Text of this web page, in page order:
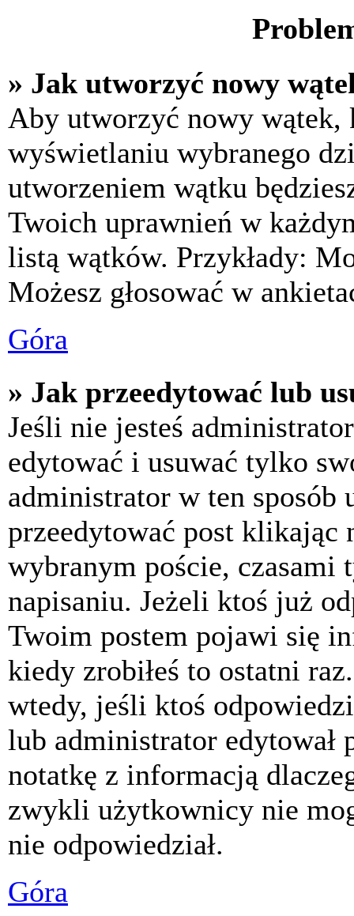
» Jak utworzyć nowy
Aby utworzyć nowy
wyświetlaniu wybranego
utworzeniem wątku
Twoich uprawnień w
listą wątków. Przykłady:
Możesz głosować w
Góra
» Jak przeedytować lub
Jeśli nie jesteś
edytować i usuwać tylko
administrator w ten sposób
przeedytować post klikając
wybranym poście, czasami
napisaniu. Jeżeli ktoś już
Twoim postem pojawi się
kiedy zrobiłeś to ostatni
wtedy, jeśli ktoś
lub administrator edytował
notatkę z informacją
zwykli użytkownicy nie
nie odpowiedział.
Góra